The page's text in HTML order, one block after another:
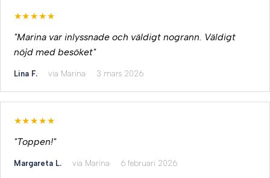
★★★★★
"Marina var inlyssnade och väldigt nogrann. Väldigt
nöjd med besöket"
Lina F. via Marina 3 mars 2026
★★★★★
"Toppen!"
Margareta L. via Marina 6 februari 2026